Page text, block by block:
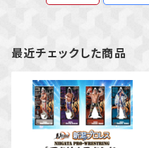
最近チェックした商品